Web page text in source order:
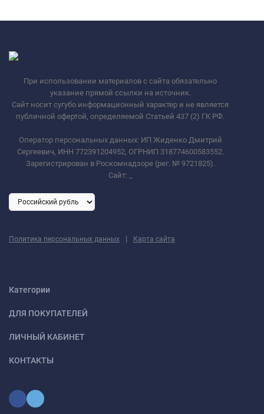
При использовании материалов с сайта обязательно
указание прямой ссылки на источник.
Сайт носит сугубо информационный характер и не является
публичной офертой, определяемой Статьей 437 (2) ГК РФ.
Оператор персональных данных: ИП Жиденко Дмитрий
Сергеевич, ИНН 772391204952, ОГРНИП 318774600583552.
Зарегистрирован в Роскомнадзоре (рег. № 9721825).
Сайт:
Политика персональных данных | Карта сайта
Категории
ДЛЯ ПОКУПАТЕЛЕЙ
ЛИЧНЫЙ КАБИНЕТ
КОНТАКТЫ